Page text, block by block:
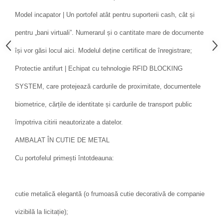
Model incapator | Un portofel atât pentru suporterii cash, cât și
pentru „bani virtuali”. Numerarul și o cantitate mare de documente
își vor găsi locul aici. Modelul deține certificat de înregistrare;
Protectie antifurt | Echipat cu tehnologie RFID BLOCKING
SYSTEM, care protejează cardurile de proximitate, documentele
biometrice, cărțile de identitate și cardurile de transport public
împotriva citirii neautorizate a datelor.
AMBALAT ÎN CUTIE DE METAL
Cu portofelul primești întotdeauna:
cutie metalică elegantă (o frumoasă cutie decorativă de companie
vizibilă la licitație);